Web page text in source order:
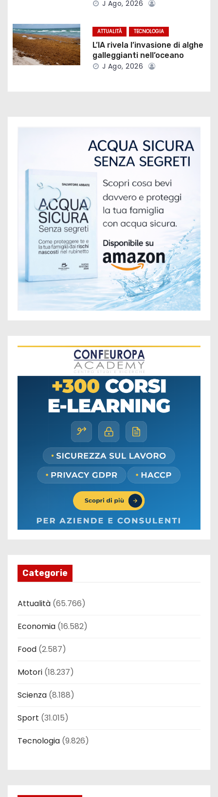
a
r
t
o
J Ago, 2026
ATTUALITÀ TECNOLOGIA
L’IA rivela l’invasione di alghe
galleggianti nell’oceano
J Ago, 2026
Categorie
Attualità (65.766)
Economia (16.582)
Food (2.587)
Motori (18.237)
Scienza (8.188)
Sport (31.015)
Tecnologia (9.826)